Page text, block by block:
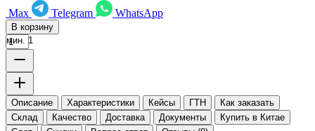
Max
Telegram WhatsApp
В корзину
мин. 1
Описание Характеристики Кейсы ГТН
Как заказать
Склад
Качество Доставка Документы
Купить в Китае